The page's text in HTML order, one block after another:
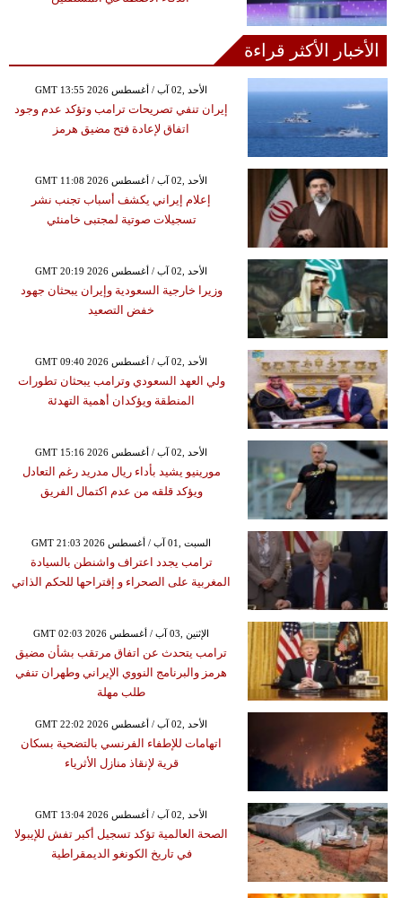
الأخبار الأكثر قراءة
GMT 13:55 2026 الأحد ,02 آب / أغسطس
إيران تنفي تصريحات ترامب وتؤكد عدم وجود
اتفاق لإعادة فتح مضيق هرمز
GMT 11:08 2026 الأحد ,02 آب / أغسطس
إعلام إيراني يكشف أسباب تجنب نشر
تسجيلات صوتية لمجتبى خامنئي
GMT 20:19 2026 الأحد ,02 آب / أغسطس
وزيرا خارجية السعودية وإيران يبحثان جهود
خفض التصعيد
GMT 09:40 2026 الأحد ,02 آب / أغسطس
ولي العهد السعودي وترامب يبحثان تطورات
المنطقة ويؤكدان أهمية التهدئة
GMT 15:16 2026 الأحد ,02 آب / أغسطس
مورينيو يشيد بأداء ريال مدريد رغم التعادل
ويؤكد قلقه من عدم اكتمال الفريق
GMT 21:03 2026 السبت ,01 آب / أغسطس
ترامب يجدد اعتراف واشنطن بالسيادة
المغربية على الصحراء و إقتراحها للحكم الذاتي
GMT 02:03 2026 الإثنين ,03 آب / أغسطس
ترامب يتحدث عن اتفاق مرتقب بشأن مضيق
هرمز والبرنامج النووي الإيراني وطهران تنفي
طلب مهلة
GMT 22:02 2026 الأحد ,02 آب / أغسطس
اتهامات للإطفاء الفرنسي بالتضحية بسكان
قرية لإنقاذ منازل الأثرياء
GMT 13:04 2026 الأحد ,02 آب / أغسطس
الصحة العالمية تؤكد تسجيل أكبر تفش للإيبولا
في تاريخ الكونغو الديمقراطية